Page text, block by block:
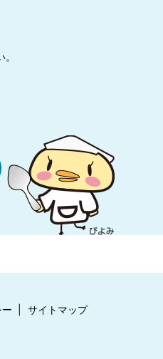
サイトマップ